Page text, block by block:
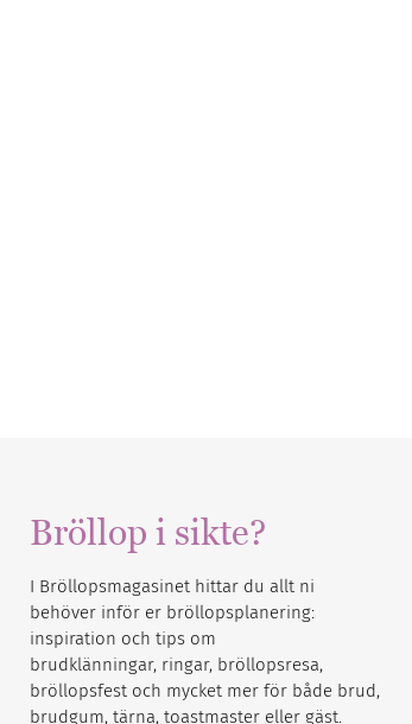
Bröllop i sikte?
I Bröllopsmagasinet hittar du allt ni
behöver inför er bröllopsplanering:
inspiration och tips om
brudklänningar, ringar, bröllopsresa,
bröllopsfest och mycket mer för både brud,
brudgum, tärna, toastmaster eller gäst.